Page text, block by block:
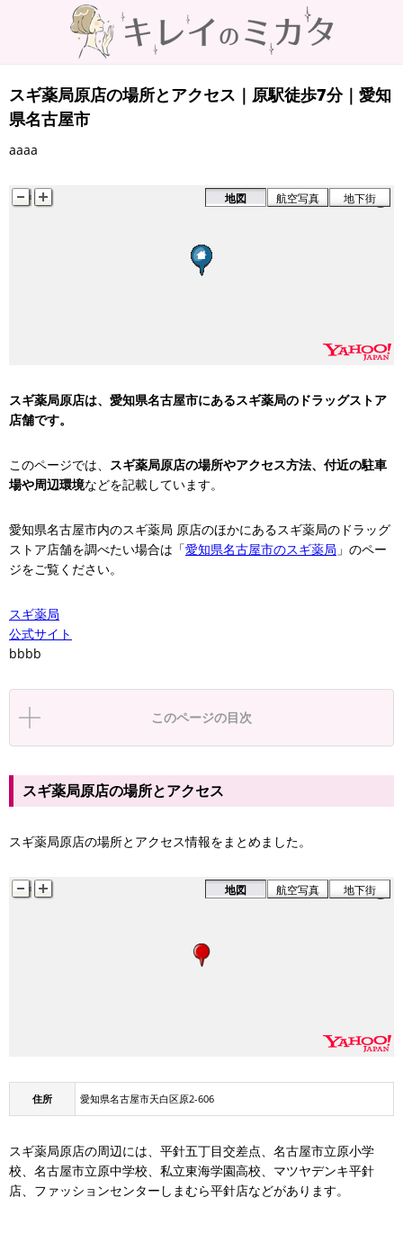
スギ薬局原店の場所とアクセス｜原駅徒歩7分｜愛知
県名古屋市
aaaa
地図 航空写真 地下街
スギ薬局原店は、愛知県名古屋市にあるスギ薬局のドラッグストア
店舗です。
このページでは、 スギ薬局原店の場所やアクセス方法、付近の駐車
場や周辺環境などを記載しています。
愛知県名古屋市内のスギ薬局 原店のほかにあるスギ薬局のドラッグ
ストア店舗を調べたい場合は「愛知県名古屋市のスギ薬局 」のペー
ジをご覧ください。
スギ薬局
公式サイト
bbbb
このページの目次
スギ薬局原店の場所とアクセス
スギ薬局原店の場所とアクセス情報をまとめました。
地図 航空写真 地下街
住所 愛知県名古屋市天白区原2-606
スギ薬局原店の周辺には、平針五丁目交差点、名古屋市立原小学
校、名古屋市立原中学校、私立東海学園高校、マツヤデンキ平針
店、ファッションセンターしまむら平針店などがあります。